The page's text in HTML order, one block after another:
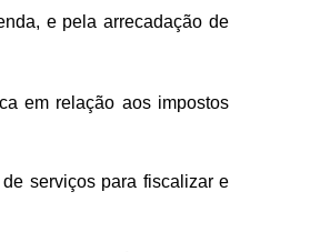
e pela arrecadação de
em relação aos impostos
serviços para fiscalizar e